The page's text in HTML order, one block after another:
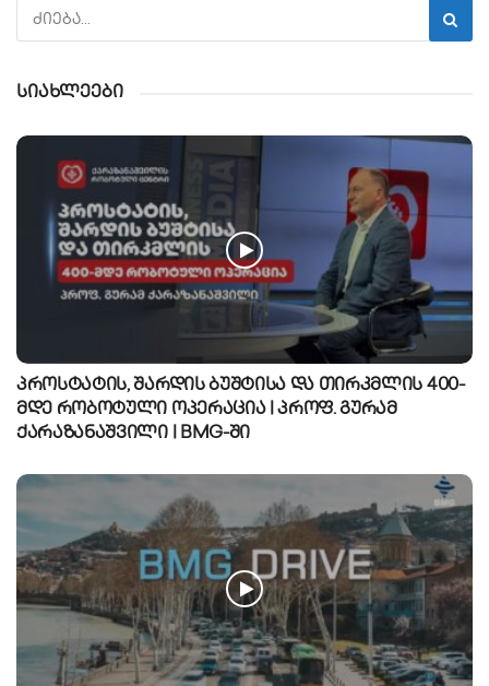
სიახლეები
პროსტატის, შარდის ბუშტისა და თირკმლის 400-
მდე რობოტული ოპერაცია | პროფ. გურამ
ქარაზანაშვილი | BMG-ში